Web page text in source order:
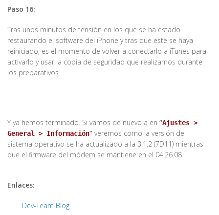
Paso 16:
Tras unos minutos de tensión en los que se ha estado
restaurando el software del iPhone y tras que este se haya
reiniciado, es el momento de volver a conectarlo a iTunes para
activarlo y usar la copia de seguridad que realizamos durante
los preparativos.
Y ya hemos terminado. Si vamos de nuevo a en “Ajustes >
General > Información“ veremos como la versión del
sistema operativo se ha actualizado a la 3.1.2 (7D11) mientras
que el firmware del módem se mantiene en el 04.26.08.
Enlaces:
Dev-Team Blog